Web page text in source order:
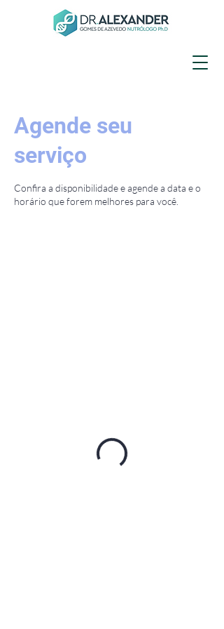
Agende seu
serviço
Confira a disponibilidade e agende a data e o
horário que forem melhores para você.